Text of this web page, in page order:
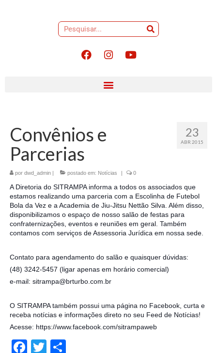
23
ABR 2015
Convênios e
Parcerias
por dwd_admin postado em: Notícias 0
A Diretoria do SITRAMPA informa a todos os associados que
estamos realizando uma parceria com a Escolinha de Futebol
Bola da Vez e a Academia de Jiu-Jitsu Nettão Silva. Além disso,
disponibilizamos o espaço de nosso salão de festas para
confraternizações, eventos e reuniões em geral. Também
contamos com serviços de Assessoria Jurídica em nossa sede.
Contato para agendamento do salão e quaisquer dúvidas:
(48) 3242-5457 (ligar apenas em horário comercial)
e-mail: sitrampa@brturbo.com.br
O SITRAMPA também possui uma página no Facebook, curta e
receba notícias e informações direto no seu Feed de Notícias!
Acesse: https://www.facebook.com/sitrampaweb
Facebook
Twitter